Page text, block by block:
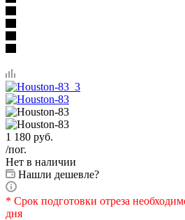
1 180 руб.
/пог.
Нет в наличии
Нашли дешевле?
* Срок подготовки отреза
дня